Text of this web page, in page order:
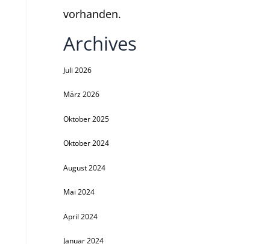
vorhanden.
Archives
Juli 2026
März 2026
Oktober 2025
Oktober 2024
August 2024
Mai 2024
April 2024
Januar 2024